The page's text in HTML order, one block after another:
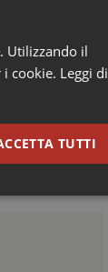
Utilizzando il
cookie. Leggi di
TUTTI